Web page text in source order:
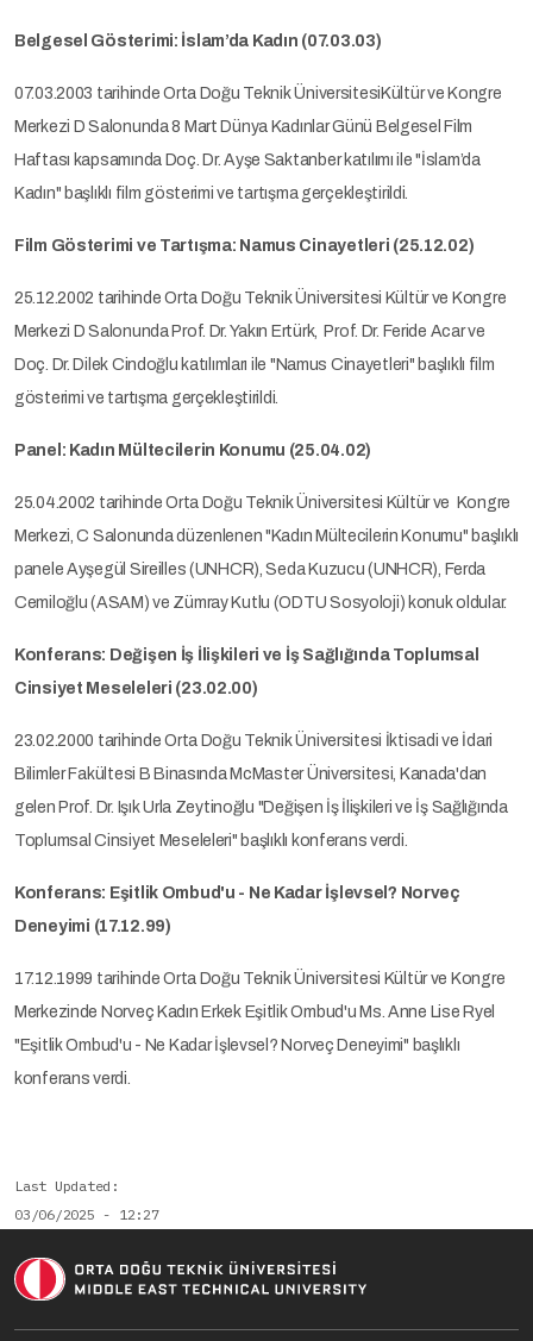
Belgesel Gösterimi: İslam’da Kadın (07.03.03)
07.03.2003 tarihinde Orta Doğu Teknik ÜniversitesiKültür ve Kongre
Merkezi D Salonunda 8 Mart Dünya Kadınlar Günü Belgesel Film
Haftası kapsamında Doç. Dr. Ayşe Saktanber katılımı ile "İslam’da
Kadın" başlıklı film gösterimi ve tartışma gerçekleştirildi.
Film Gösterimi ve Tartışma: Namus Cinayetleri (25.12.02)
25.12.2002 tarihinde Orta Doğu Teknik Üniversitesi Kültür ve Kongre
Merkezi D Salonunda Prof. Dr. Yakın Ertürk, Prof. Dr. Feride Acar ve
Doç. Dr. Dilek Cindoğlu katılımları ile "Namus Cinayetleri" başlıklı film
gösterimi ve tartışma gerçekleştirildi.
Panel: Kadın Mültecilerin Konumu (25.04.02)
25.04.2002 tarihinde Orta Doğu Teknik Üniversitesi Kültür ve Kongre
Merkezi, C Salonunda düzenlenen "Kadın Mültecilerin Konumu" başlıklı
panele Ayşegül Sireilles (UNHCR), Seda Kuzucu (UNHCR), Ferda
Cemiloğlu (ASAM) ve Zümray Kutlu (ODTU Sosyoloji) konuk oldular.
Konferans: Değişen İş İlişkileri ve İş Sağlığında Toplumsal
Cinsiyet Meseleleri (23.02.00)
23.02.2000 tarihinde Orta Doğu Teknik Üniversitesi İktisadi ve İdari
Bilimler Fakültesi B Binasında McMaster Üniversitesi, Kanada'dan
gelen Prof. Dr. Işık Urla Zeytinoğlu "Değişen İş İlişkileri ve İş Sağlığında
Toplumsal Cinsiyet Meseleleri" başlıklı konferans verdi.
Konferans: Eşitlik Ombud'u - Ne Kadar İşlevsel? Norveç
Deneyimi (17.12.99)
17.12.1999 tarihinde Orta Doğu Teknik Üniversitesi Kültür ve Kongre
Merkezinde Norveç Kadın Erkek Eşitlik Ombud'u Ms. Anne Lise Ryel
"Eşitlik Ombud'u - Ne Kadar İşlevsel? Norveç Deneyimi" başlıklı
konferans verdi.
Last Updated
03/06/2025 - 12:27